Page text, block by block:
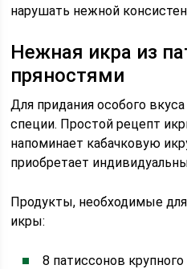
нарушать нежной
Нежная икра из
пряностями
Для придания особого
специи. Простой рецепт
напоминает кабачковую
приобретает
Продукты, необходимые
икры:
8 патиссонов